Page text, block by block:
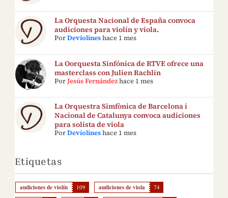
La Orquesta Nacional de España convoca
audiciones para violín y viola.
PorDeviolines hace 1 mes
La Oorquesta Sinfónica de RTVE ofrece una
masterclass con Julien Rachlin
PorJesús Fernández hace 1 mes
La Orquestra Simfònica de Barcelona i
Nacional de Catalunya convoca audiciones
para solista de viola
PorDeviolines hace 1 mes
Etiquetas
audiciones de violín 109 audiciones de viola 74